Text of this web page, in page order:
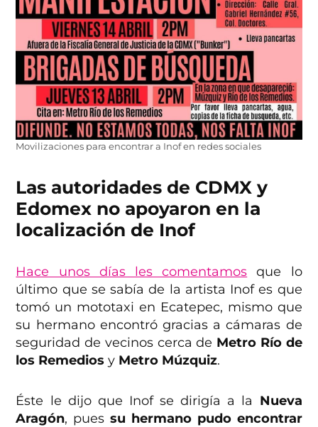
Movilizaciones para encontrar a Inof en redes sociales
Las autoridades de CDMX y
Edomex no apoyaron en la
localización de Inof
Hace unos días les comentamos que lo
último que se sabía de la artista Inof es que
tomó un mototaxi en Ecatepec, mismo que
su hermano encontró gracias a cámaras de
seguridad de vecinos cerca de Metro Río de
los Remedios y Metro Múzquiz.
Éste le dijo que Inof se dirigía a la Nueva
Aragón, puessu hermano pudo encontrar